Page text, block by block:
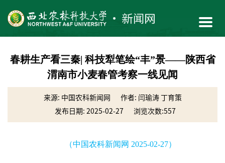
春耕生产看三秦| 科技犁笔绘“丰”景——陕西省
渭南市小麦春管考察一线见闻
来源: 中国农科新闻网
作者: 闫瑜涛 丁育策
发布日期: 2025-02-27
浏览次数:557
（中国农科新闻网 2025-02-27）